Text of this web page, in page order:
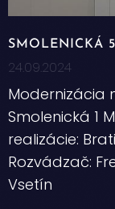
SMOLENICKÁ
24.09.2024
Modernizácia
Smolenická 1
realizácie:
Rozvádzač:
Vsetín